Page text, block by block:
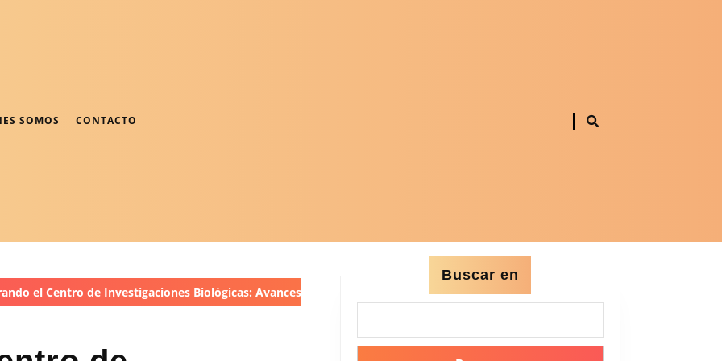
SOMOS CONTACTO
el Centro de Investigaciones Biológicas: Avances
Buscar en